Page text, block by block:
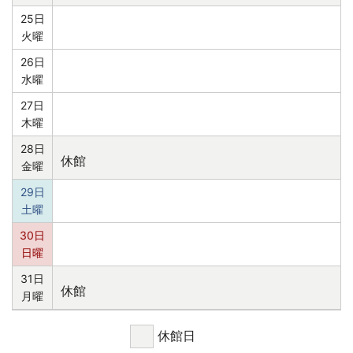
25日
火曜
26日
水曜
27日
木曜
28日
金曜
休館
29日
土曜
30日
日曜
31日
月曜
休館
休館日